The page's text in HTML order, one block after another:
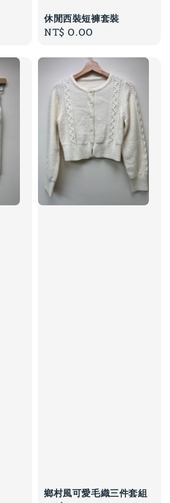
休閒西裝短褲套裝
Regular
NT$ 0.00
鄉村風可愛毛織三件套組